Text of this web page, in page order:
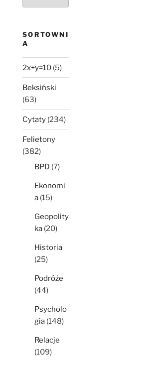
SORTOWNI
A
2x+y=10 (5)
Beksiński
(63)
Cytaty (234)
Felietony
(382)
BPD (7)
Ekonomi
a (15)
Geopolity
ka (20)
Historia
(25)
Podróże
(44)
Psycholo
gia (148)
Relacje
(109)